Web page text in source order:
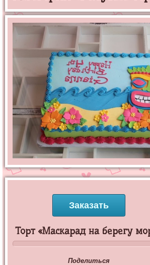
Заказать
Торт «Маскарад на берегу
Поделиться